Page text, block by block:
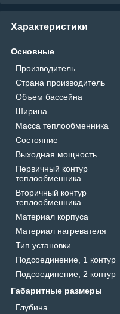
Характеристики
Основные
Производитель
Страна производитель
Объем бассейна
Ширина
Масса теплообменника
Состояние
Выходная мощность
Первичный контур
теплообменника
Вторичный контур
теплообменника
Материал корпуса
Материал нагревателя
Тип установки
Подсоединение, 1 контур
Подсоединение, 2 контур
Габаритные размеры
Глубина